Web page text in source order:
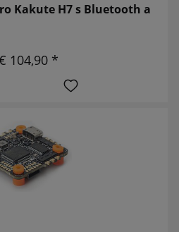
Kakute H7 s Bluetooth a
104,90 *